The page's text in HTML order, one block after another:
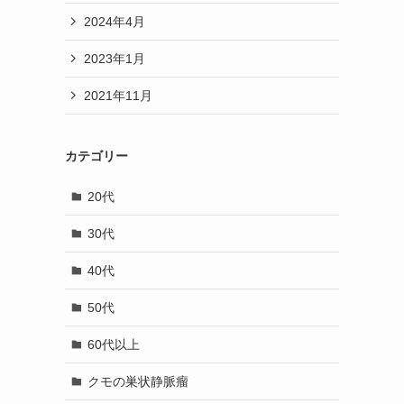
2024年4月
2023年1月
2021年11月
カテゴリー
20代
30代
40代
50代
60代以上
クモの巣状静脈瘤